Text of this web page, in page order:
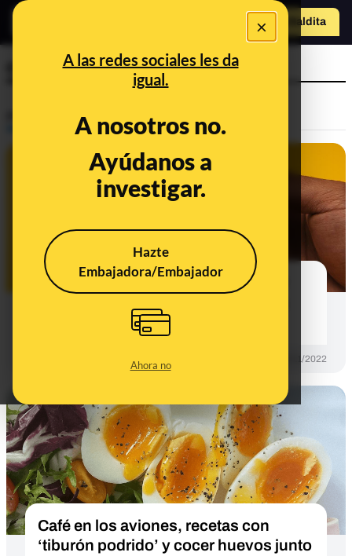
×
A las redes sociales les da
igual.
A nosotros no.
Ayúdanos a
investigar.
Hazte
Embajadora/Embajador
Ahora no
Hazte Maldita
cáscara
Por qué no es recomendable cocer
vez y en el mismo recipiente
14/11/2022
Café en los aviones, recetas con
‘tiburón podrido’ y cocer huevos junto